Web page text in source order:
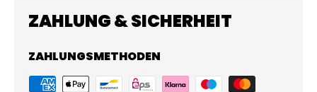
ZAHLUNG & SICHERHEIT
ZAHLUNGSMETHODEN